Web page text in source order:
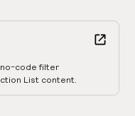
no-code filter
List content.